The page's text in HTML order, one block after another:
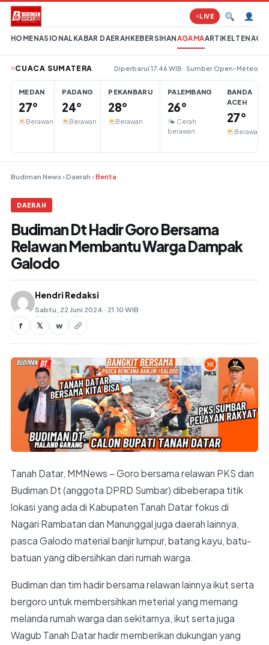
Lompat ke konten
HOMENASIONAL KABAR DAERAHKEBERSIHANAGAMAARTIKELTENAGA
LIVE
CUACA SUMATERA Diperbarui 17.46 WIB · Sumber Open-Meteo
MEDAN
27°
Berawan
PADANG
24°
Berawan
PEKANBARU
28°
Berawan
PALEMBANG
26°
🌤 Cerah
berawan
BANDA
ACEH
27°
Berawan
Budiman News ›Daerah ›Berita
DAERAH
Budiman Dt Hadir Goro Bersama
Relawan Membantu Warga Dampak
Galodo
Hendri Redaksi
Sabtu, 22 Juni 2024 · 21.10 WIB
f 𝕏 w
Tanah Datar, MMNews – Goro bersama relawan PKS dan
Budiman Dt (anggota DPRD Sumbar) dibeberapa titik
lokasi yang ada di Kabupaten Tanah Datar fokus di
Nagari Rambatan dan Manunggal juga daerah lainnya,
pasca Galodo material banjir lumpur, batang kayu, batu-
batuan yang dibersihkan dari rumah warga.
Budiman dan tim hadir bersama relawan lainnya ikut serta
bergoro untuk membersihkan meterial yang memang
melanda rumah warga dan sekitarnya, ikut serta juga
Wagub Tanah Datar hadir memberikan dukungan yang